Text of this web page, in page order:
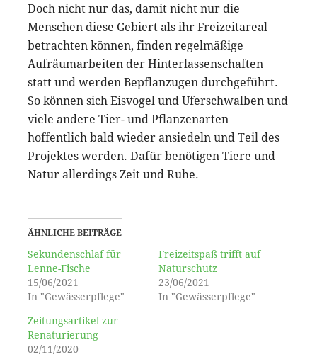
Doch nicht nur das, damit nicht nur die
Menschen diese Gebiert als ihr Freizeitareal
betrachten können, finden regelmäßige
Aufräumarbeiten der Hinterlassenschaften
statt und werden Bepflanzugen durchgeführt.
So können sich Eisvogel und Uferschwalben und
viele andere Tier- und Pflanzenarten
hoffentlich bald wieder ansiedeln und Teil des
Projektes werden. Dafür benötigen Tiere und
Natur allerdings Zeit und Ruhe.
ÄHNLICHE BEITRÄGE
Sekundenschlaf für
Lenne-Fische
15/06/2021
In "Gewässerpflege"
Freizeitspaß trifft auf
Naturschutz
23/06/2021
In "Gewässerpflege"
Zeitungsartikel zur
Renaturierung
02/11/2020